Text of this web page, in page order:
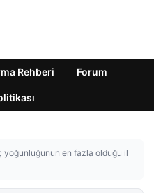
Rehberi Forum
yoğunluğunun en fazla olduğu il